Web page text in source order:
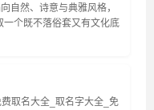
自然、诗意与典雅风格，
一个既不落俗套又有文化底
取名大全_取名字大全_免